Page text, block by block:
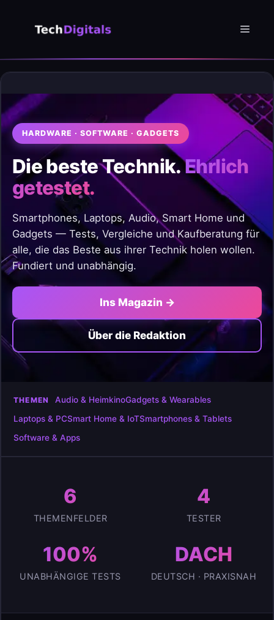
Menü
HARDWARE · SOFTWARE · GADGETS
Die beste Technik.Ehrlich
getestet.
Smartphones, Laptops, Audio, Smart Home und
Gadgets — Tests, Vergleiche und Kaufberatung für
alle, die das Beste aus ihrer Technik holen wollen.
Fundiert und unabhängig.
Ins Magazin →
Über die Redaktion
THEMEN Audio & HeimkinoGadgets & Wearables
Laptops & PCSmart Home & IoTSmartphones & Tablets
Software & Apps
6
THEMENFELDER
4
TESTER
100%
UNABHÄNGIGE TESTS
DACH
DEUTSCH · PRAXISNAH